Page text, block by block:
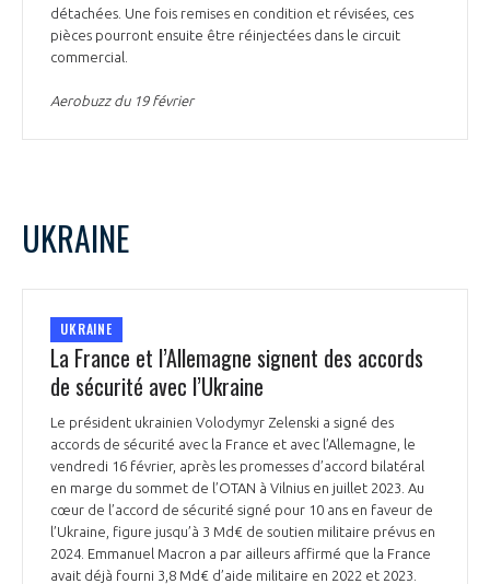
détachées. Une fois remises en condition et révisées, ces
pièces pourront ensuite être réinjectées dans le circuit
commercial.
Aerobuzz du 19 février
UKRAINE
UKRAINE
La France et l’Allemagne signent des accords
de sécurité avec l’Ukraine
Le président ukrainien Volodymyr Zelenski a signé des
accords de sécurité avec la France et avec l’Allemagne, le
vendredi 16 février, après les promesses d’accord bilatéral
en marge du sommet de l’OTAN à Vilnius en juillet 2023. Au
cœur de l’accord de sécurité signé pour 10 ans en faveur de
l’Ukraine, figure jusqu’à 3 Md€ de soutien militaire prévus en
2024. Emmanuel Macron a par ailleurs affirmé que la France
avait déjà fourni 3,8 Md€ d’aide militaire en 2022 et 2023.